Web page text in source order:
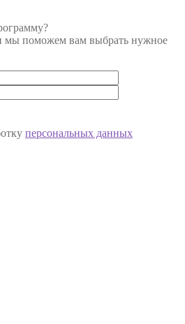
мы поможем вам выбрать нужное
персональных данных